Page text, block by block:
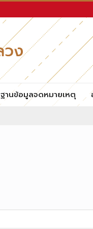
ฐานข้อมูลจดหมายเหตุ